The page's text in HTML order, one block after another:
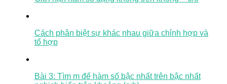
Cách phân biệt sự khác nhau giữa chỉnh hợp và
tổ hợp
Bài 3: Tìm m để hàm số bậc nhất trên bậc nhất